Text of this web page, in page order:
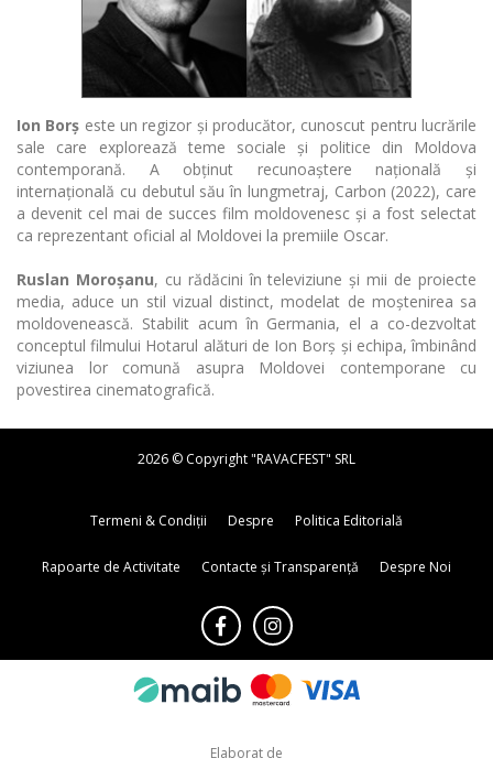
Ion Borș este un regizor și producător, cunoscut pentru lucrările
sale care explorează teme sociale și politice din Moldova
contemporană. A obținut recunoaștere națională și
internațională cu debutul său în lungmetraj, Carbon (2022), care
a devenit cel mai de succes film moldovenesc și a fost selectat
ca reprezentant oficial al Moldovei la premiile Oscar.
Ruslan Moroșanu, cu rădăcini în televiziune și mii de proiecte
media, aduce un stil vizual distinct, modelat de moștenirea sa
moldovenească. Stabilit acum în Germania, el a co-dezvoltat
conceptul filmului Hotarul alături de Ion Borș și echipa, îmbinând
viziunea lor comună asupra Moldovei contemporane cu
povestirea cinematografică.
2026 © Copyright "RAVACFEST" SRL
Termeni & Condiții Despre Politica Editorială
Rapoarte de Activitate Contacte și Transparență Despre Noi
Elaborat de